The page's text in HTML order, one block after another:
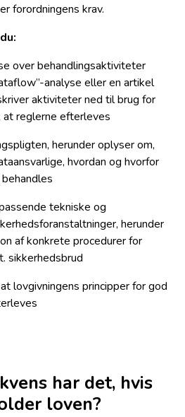
forordningens krav.
over behandlingsaktiviteter
analyse eller en artikel
aktiviteter ned til brug for
at reglerne efterleves
herunder oplyser om,
hvordan og hvorfor
tekniske og
herunder
af konkrete procedurer for
sikkerhedsbrud
lovgivningens principper for god
har det, hvis
loven?